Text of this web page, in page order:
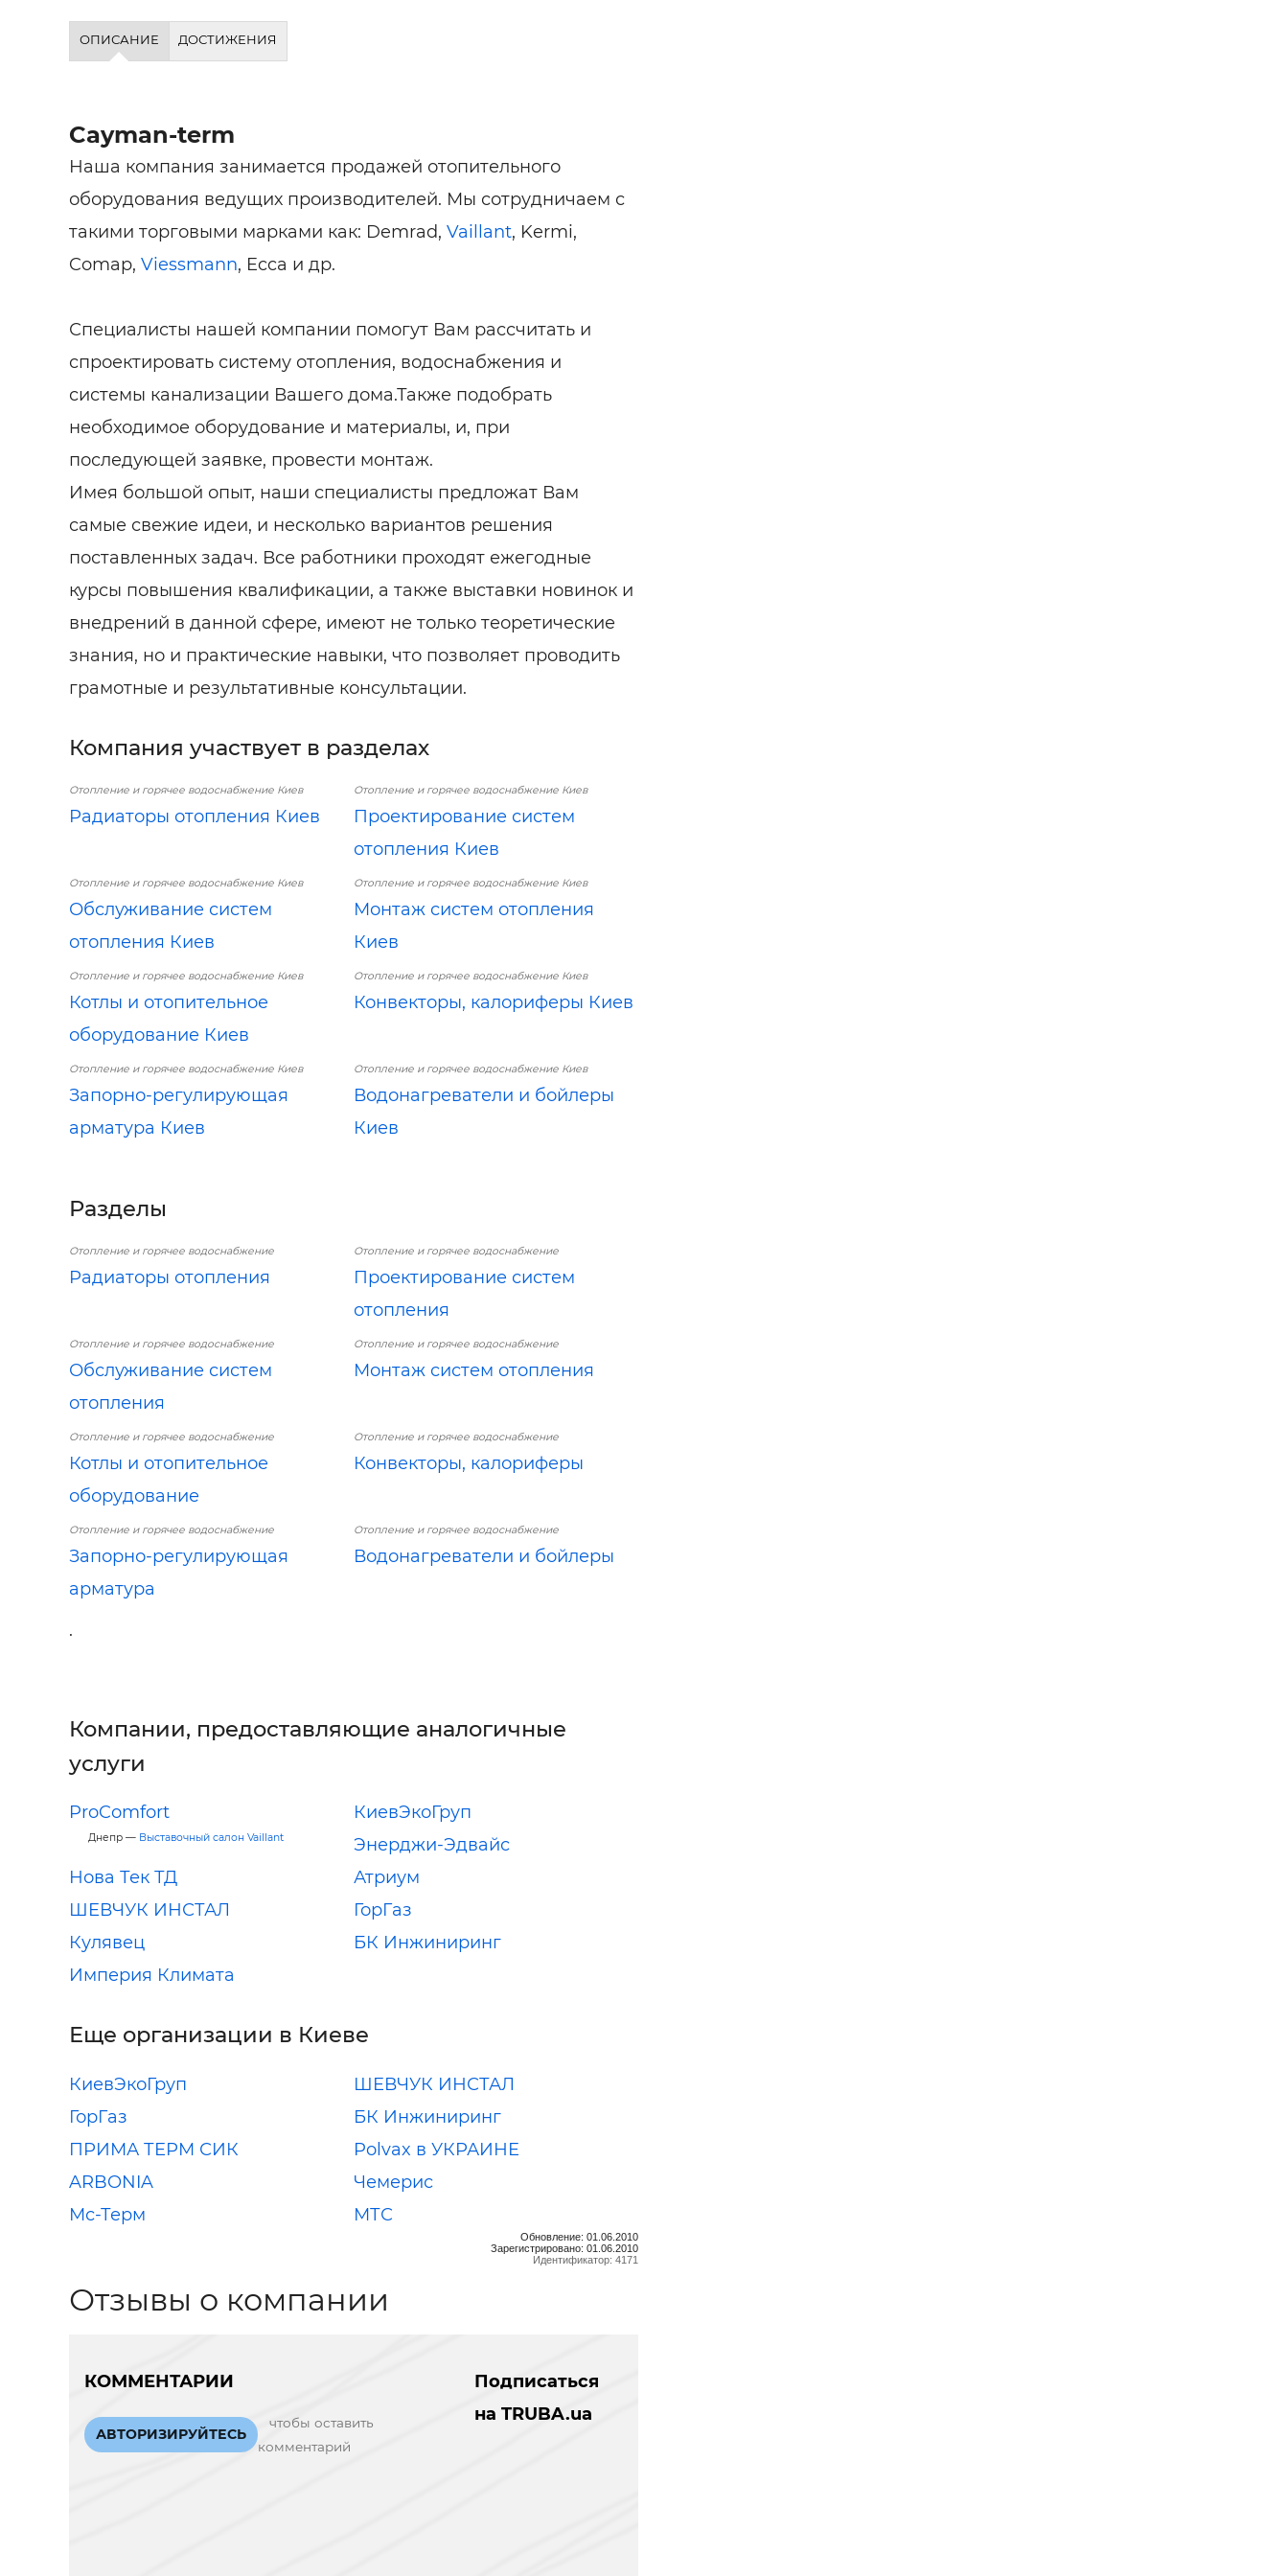
ОПИСАНИЕ ДОСТИЖЕНИЯ
Cayman-term
Наша компания занимается продажей отопительного
оборудования ведущих производителей. Мы сотрудничаем с
такими торговыми марками как: Demrad, Vaillant, Kermi,
Comap, Viessmann, Ecca и др.
Специалисты нашей компании помогут Вам рассчитать и
спроектировать систему отопления, водоснабжения и
системы канализации Вашего дома.Также подобрать
необходимое оборудование и материалы, и, при
последующей заявке, провести монтаж.
Имея большой опыт, наши специалисты предложат Вам
самые свежие идеи, и несколько вариантов решения
поставленных задач. Все работники проходят ежегодные
курсы повышения квалификации, а также выставки новинок и
внедрений в данной сфере, имеют не только теоретические
знания, но и практические навыки, что позволяет проводить
грамотные и результативные консультации.
Компания участвует в разделах
Отопление и горячее водоснабжение Киев
Радиаторы отопления Киев
Отопление и горячее водоснабжение Киев
Проектирование систем
отопления Киев
Отопление и горячее водоснабжение Киев
Обслуживание систем
отопления Киев
Отопление и горячее водоснабжение Киев
Монтаж систем отопления
Киев
Отопление и горячее водоснабжение Киев
Котлы и отопительное
оборудование Киев
Отопление и горячее водоснабжение Киев
Конвекторы, калориферы Киев
Отопление и горячее водоснабжение Киев
Запорно-регулирующая
арматура Киев
Отопление и горячее водоснабжение Киев
Водонагреватели и бойлеры
Киев
Разделы
Отопление и горячее водоснабжение
Радиаторы отопления
Отопление и горячее водоснабжение
Проектирование систем
отопления
Отопление и горячее водоснабжение
Обслуживание систем
отопления
Отопление и горячее водоснабжение
Монтаж систем отопления
Отопление и горячее водоснабжение
Котлы и отопительное
оборудование
Отопление и горячее водоснабжение
Конвекторы, калориферы
Отопление и горячее водоснабжение
Запорно-регулирующая
арматура
Отопление и горячее водоснабжение
Водонагреватели и бойлеры
.
Компании, предоставляющие аналогичные
услуги
ProComfort
Днепр — Выставочный салон Vaillant
КиевЭкоГруп
Энерджи-Эдвайс
Нова Тек ТД
Атриум
ШЕВЧУК ИНСТАЛ
ГорГаз
Кулявец
БК Инжиниринг
Империя Климата
Еще организации в Киеве
КиевЭкоГруп
ШЕВЧУК ИНСТАЛ
ГорГаз
БК Инжиниринг
ПРИМА ТЕРМ СИК
Polvax в УКРАИНЕ
ARBONIA
Чемерис
Мс-Терм
МТС
Обновление: 01.06.2010
Зарегистрировано: 01.06.2010
Идентификатор: 4171
Отзывы о компании
КОММЕНТАРИИ
АВТОРИЗИРУЙТЕСЬ
чтобы оставить
комментарий
Подписаться
на TRUBA.ua